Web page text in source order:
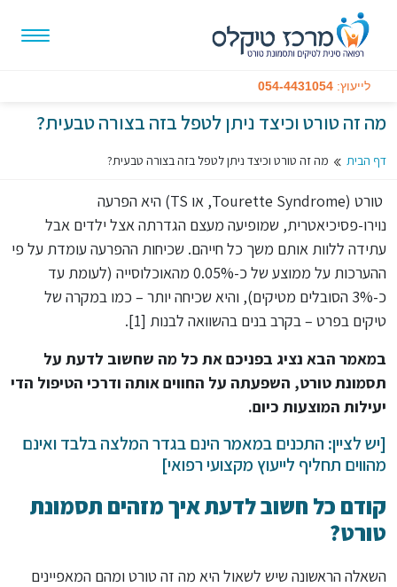
לייעוץ: 054-4431054
מה זה טורט וכיצד ניתן לטפל בזה בצורה טבעית?
דף הבית מה זה טורט וכיצד ניתן לטפל בזה בצורה טבעית?
טורט (Tourette Syndrome, או TS) היא הפרעה
נוירו-פסיכיאטרית, שמופיעה מעצם הגדרתה אצל ילדים אבל
עתידה ללוות אותם משך כל חייהם. שכיחות ההפרעה עומדת על פי
ההערכות על ממוצע של כ-0.05% מהאוכלוסייה (לעומת עד
כ-3% הסובלים מטיקים), והיא שכיחה יותר – כמו במקרה של
טיקים בפרט – בקרב בנים בהשוואה לבנות [1].
במאמר הבא נציג בפניכם את כל מה שחשוב לדעת על
תסמונת טורט, השפעתה על החווים אותה ודרכי הטיפול הדי
יעילות המוצעות כיום.
[יש לציין: התכנים במאמר הינם בגדר המלצה בלבד ואינם
מהווים תחליף לייעוץ מקצועי רפואי]
קודם כל חשוב לדעת איך מזהים תסמונת
טורט?
השאלה הראשונה שיש לשאול היא מה זה טורט ומהם המאפיינים